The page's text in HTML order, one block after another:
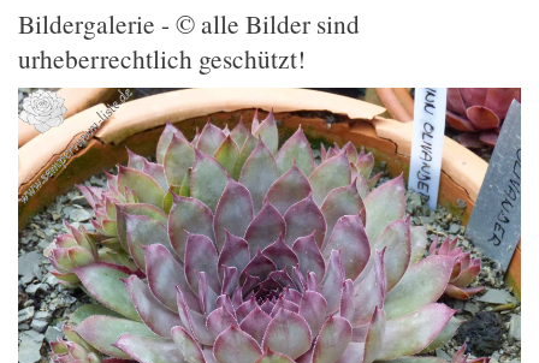
Bildergalerie - © alle Bilder sind
urheberrechtlich geschützt!